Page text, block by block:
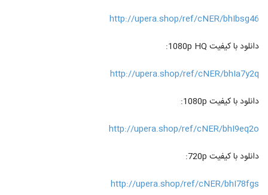
http://upera.shop/ref/cNER/bhIbsg46
دانلود با کیفیت 1080p HQ:
http://upera.shop/ref/cNER/bhIa7y2q
دانلود با کیفیت 1080p:
http://upera.shop/ref/cNER/bhI9eq2o
دانلود با کیفیت 720p:
http://upera.shop/ref/cNER/bhI78fgs